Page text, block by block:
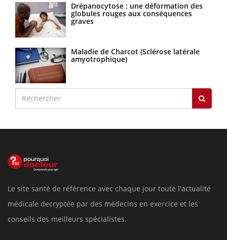
Drépanocytose : une déformation des
globules rouges aux conséquences
graves
Maladie de Charcot (Sclérose latérale
amyotrophique)
Le site santé de référence avec chaque jour toute l'actualité
médicale decryptée par des médecins en exercice et les
conseils des meilleurs spécialistes.